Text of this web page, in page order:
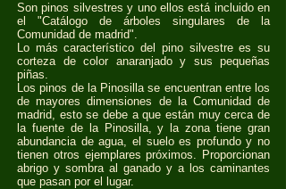
Son pinos silvestres y uno ellos está incluido en
el "Catálogo de árboles singulares de la
Comunidad de madrid".
Lo más característico del pino silvestre es su
corteza de color anaranjado y sus pequeñas
piñas.
Los pinos de la Pinosilla se encuentran entre los
de mayores dimensiones de la Comunidad de
madrid, esto se debe a que están muy cerca de
la fuente de la Pinosilla, y la zona tiene gran
abundancia de agua, el suelo es profundo y no
tienen otros ejemplares próximos. Proporcionan
abrigo y sombra al ganado y a los caminantes
que pasan por el lugar.